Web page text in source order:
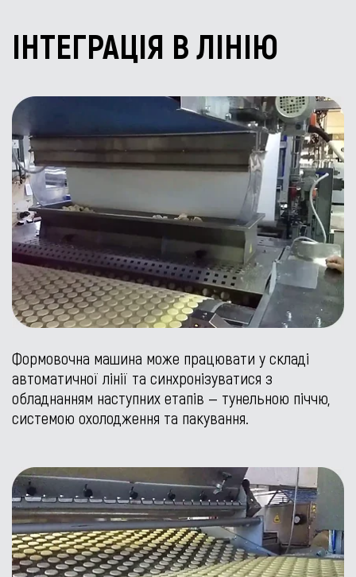
ІНТЕГРАЦІЯ В ЛІНІЮ
Формовочна машина може працювати у складі
автоматичної лінії та синхронізуватися з
обладнанням наступних етапів — тунельною піччю,
системою охолодження та пакування.